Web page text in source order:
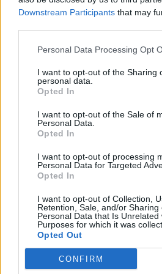
Downstream Participants that may
Personal Data Processing Opt
I want to opt-out of the Sharing
personal data.
Opted In
I want to opt-out of the Sale of
Personal Data.
Opted In
I want to opt-out of processing
Personal Data for Targeted
Opted In
I want to opt-out of Collection,
Retention, Sale, and/or Sharing
Personal Data that Is Unrelated
Purposes for which it was
Opted Out
CONFIRM
32 laipsnių šilumos
Žinios | Orai
Nufilmavo, kaip patvino Vilniaus
vaizdas pribloškia
Žinios | Lietuvos diena
V. Zalužno pasisakymą laiko
Ukrainos politikoje: jis yra
Laidos Nauja diena
Visi įrašai